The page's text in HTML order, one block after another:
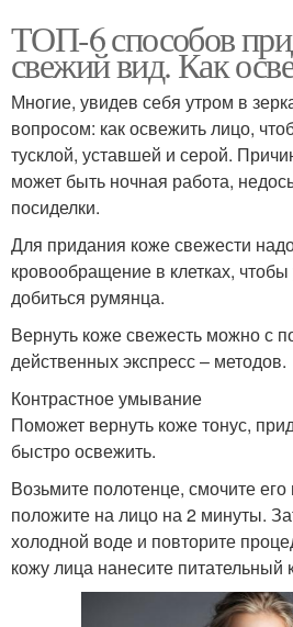
ТОП-6 способов
свежий вид. Как
Многие, увидев себя утром в
вопросом: как освежить лицо,
тусклой, уставшей и серой.
может быть ночная работа,
посиделки.
Для придания коже свежести
кровообращение в клетках, чтобы
добиться румянца.
Вернуть коже свежесть можно с
действенных экспресс – методов.
Контрастное умывание
Поможет вернуть коже тонус,
быстро освежить.
Возьмите полотенце, смочите
положите на лицо на 2 минуты.
холодной воде и повторите
кожу лица нанесите питательный